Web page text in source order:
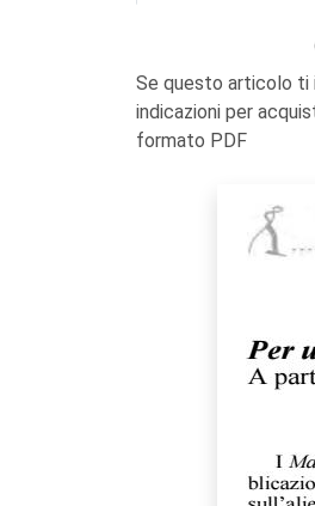
Se questo articolo ti
indicazioni per
formato PDF